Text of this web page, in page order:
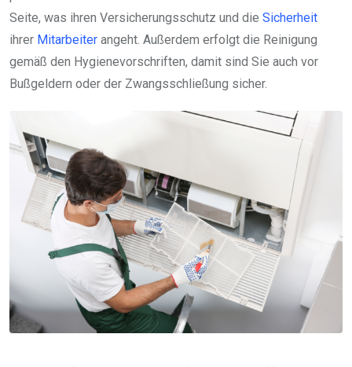
Seite, was ihren Versicherungsschutz und die Sicherheit
ihrer Mitarbeiter angeht. Außerdem erfolgt die Reinigung
gemäß den Hygienevorschriften, damit sind Sie auch vor
Bußgeldern oder der Zwangsschließung sicher.